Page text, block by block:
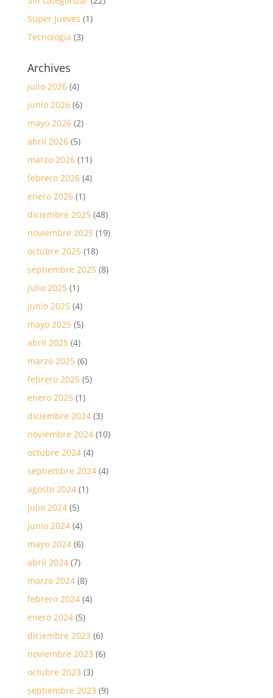
Super Jueves (1)
Tecnología (3)
Archives
julio 2026(4)
junio 2026(6)
mayo 2026(2)
abril 2026(5)
marzo 2026(11)
febrero 2026(4)
enero 2026(1)
diciembre 2025(48)
noviembre 2025(19)
octubre 2025(18)
septiembre 2025(8)
julio 2025(1)
junio 2025(4)
mayo 2025(5)
abril 2025(4)
marzo 2025(6)
febrero 2025(5)
enero 2025(1)
diciembre 2024(3)
noviembre 2024(10)
octubre 2024(4)
septiembre 2024(4)
agosto 2024(1)
julio 2024(5)
junio 2024(4)
mayo 2024(6)
abril 2024(7)
marzo 2024(8)
febrero 2024(4)
enero 2024(5)
diciembre 2023 (6)
noviembre 2023 (6)
octubre 2023 (3)
septiembre 2023 (9)